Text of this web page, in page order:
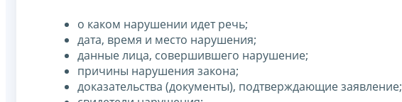
о каком нарушении идет речь;
дата, время и место нарушения;
данные лица, совершившего нарушение;
причины нарушения закона;
доказательства (документы), подтверждающие заявление;